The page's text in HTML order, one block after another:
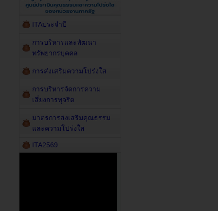
ITAประจำปี
การบริหารและพัฒนา
ทรัพยากรบุคคล
การส่งเสริมความโปร่งใส
การบริหารจัดการความ
เสี่ยงการทุจริต
มาตรการส่งเสริมคุณธรรม
และความโปร่งใส
ITA2569